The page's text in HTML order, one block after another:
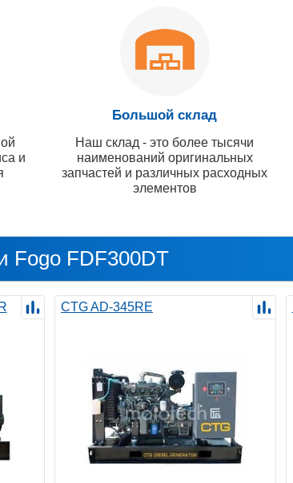
и
Большой склад
Наш склад - это более тысячи
наименований оригинальных
запчастей и различных расходных
элементов
Fogo FDF300DT
CTG AD-345RE